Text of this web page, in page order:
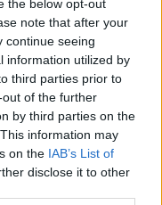
the below opt-out
note that after your
continue seeing
information utilized by
third parties prior to
of the further
by third parties on the
information may
on the IAB’s List of
disclose it to other
τα μέτρα. Η
εργαζόμενους,
οικονομίας με ένα
κάνουν όλες
πλέον ζήτημα
πηγές της